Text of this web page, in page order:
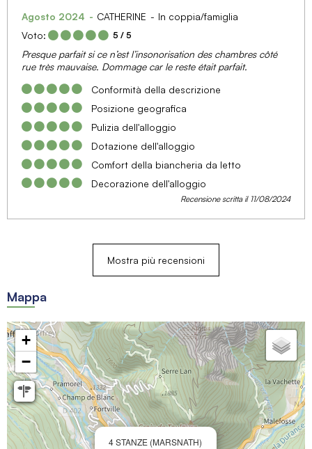
Agosto 2024 CATHERINE
In coppia/famiglia
Voto:
5 / 5
Presque parfait si ce n’est l’insonorisation des chambres côté
rue très mauvaise. Dommage car le reste était parfait.
Conformità della descrizione
Posizione geografica
Pulizia dell'alloggio
Dotazione dell'alloggio
Comfort della biancheria da letto
Decorazione dell'alloggio
Recensione scritta il 11/08/2024
Mostra più recensioni
Mappa
4 STANZE (MARSNATH)
+
−